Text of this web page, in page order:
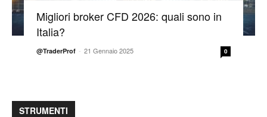
Migliori broker CFD 2026: quali sono in
Italia?
@TraderProf - 21 Gennaio 2025 0
STRUMENTI